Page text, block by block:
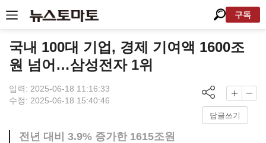
구독
국내 100대 기업, 경제 기여액 1600조
원 넘어…삼성전자 1위
입력: 2025-06-18 11:16:33
수정: 2025-06-18 15:40:46
답글쓰기
전년 대비 3.9% 증가한 1615조원